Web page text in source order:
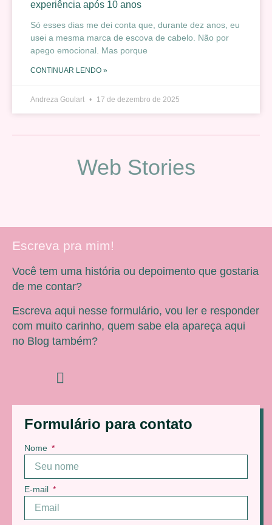
experiência após 10 anos
Só esses dias me dei conta que, durante dez anos, eu
usei a mesma marca de escova de cabelo. Não por
apego emocional. Mas porque
CONTINUAR LENDO »
Andreza Goulart 17 de dezembro de 2025
Web Stories
Formulário para contato
Nome
E-mail
Escreva pra mim!
Você tem uma história ou depoimento que gostaria
de me contar?
Escreva aqui nesse formulário, vou ler e responder
com muito carinho, quem sabe ela apareça aqui
no Blog também?